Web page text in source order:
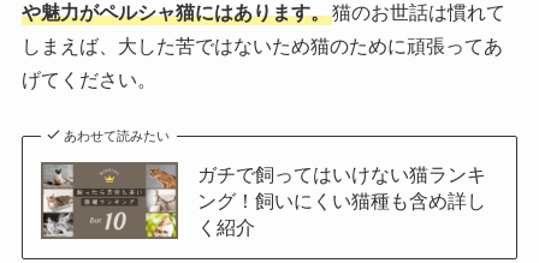
や魅力がペルシャ猫にはあります。猫のお世話は慣れて
しまえば、大した苦ではないため猫のために頑張ってあ
げてください。
あわせて読みたい
ガチで飼ってはいけない猫ランキ
ング！飼いにくい猫種も含め詳し
く紹介